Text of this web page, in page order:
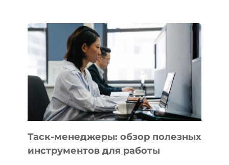
БИЗНЕСА:
КАКИЕ
3
ЗАДАЧИ
ЕМУ
МОЖНО
ПОРУЧИТЬ
УЖЕ
СЕГОДНЯ
Таск-менеджеры: обзор полезных
инструментов для работы